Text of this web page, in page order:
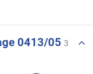
0413/05 3